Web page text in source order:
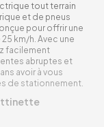
tout terrain
et de pneus
pour offrir une
km/h. Avec une
facilement
abruptes et
avoir à vous
de stationnement.